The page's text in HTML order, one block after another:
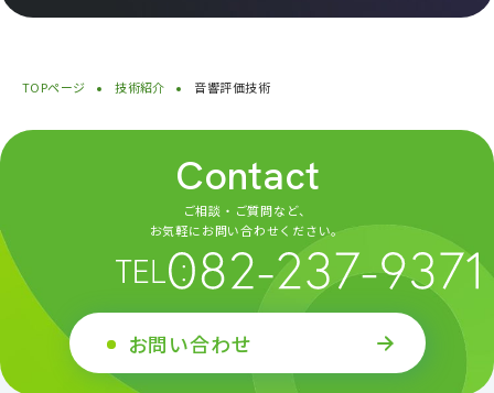
TOPページ 技術紹介 音響評価技術
Contact
ご相談・ご質問など、
お気軽にお問い合わせください。
お問い合わせ